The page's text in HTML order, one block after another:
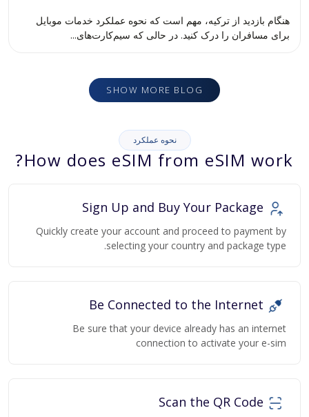
هنگام بازدید از ترکیه، مهم است که نحوه عملکرد خدمات موبایل
برای مسافران را درک کنید. در حالی که سیم‌کارت‌های...
SHOW MORE BLOG
نحوه عملکرد
How does eSIM from eSIM work?
Quickly create your account and proceed to payment by
selecting your country and package type.
Be sure that your device already has an internet
connection to activate your e-sim